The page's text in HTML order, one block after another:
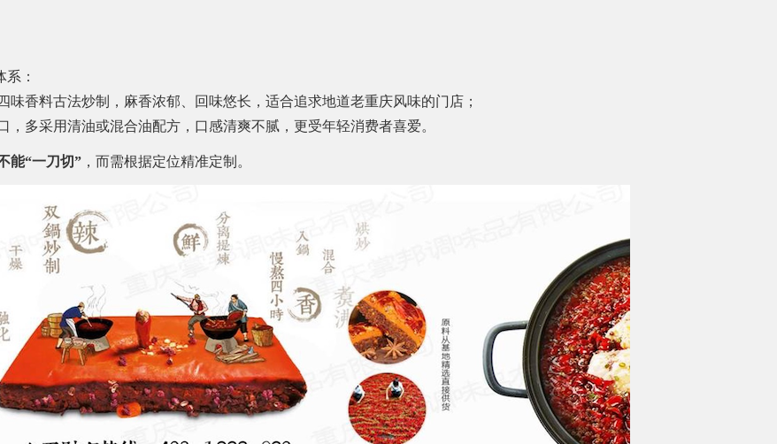
：
味香料古法炒制，麻香浓郁、回味悠长，适合追求地道老重庆风味的门店；
，多采用清油或混合油配方，口感清爽不腻，更受年轻消费者喜爱。
能“一刀切” ，而需根据定位精准定制。